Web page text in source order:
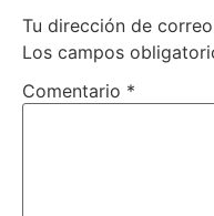
Tu dirección de
Los campos
Comentario *